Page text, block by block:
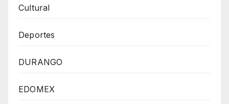
Cultural
Deportes
DURANGO
EDOMEX